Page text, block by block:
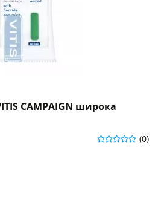
CAMPAIGN широка
(0)